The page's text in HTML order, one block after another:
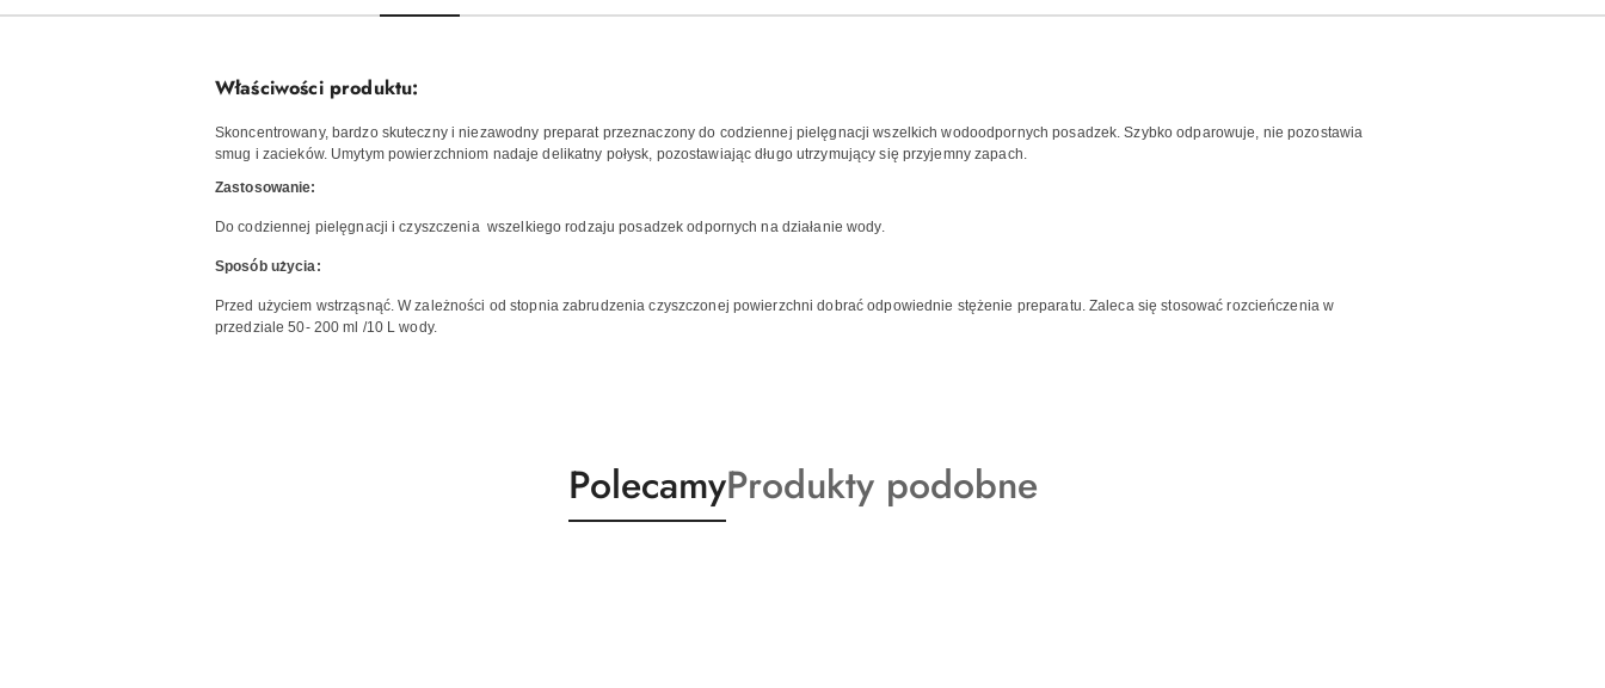
Właściwości produktu:
Skoncentrowany, bardzo skuteczny i niezawodny preparat przeznaczony do codziennej pielęgnacji wszelkich wodoodpornych posadzek. Szybko odparowuje, nie pozostawia
smug i zacieków. Umytym powierzchniom nadaje delikatny połysk, pozostawiając długo utrzymujący się przyjemny zapach.
Zastosowanie:
Do codziennej pielęgnacji i czyszczenia wszelkiego rodzaju posadzek odpornych na działanie wody.
Sposób użycia:
Przed użyciem wstrząsnąć. W zależności od stopnia zabrudzenia czyszczonej powierzchni dobrać odpowiednie stężenie preparatu. Zaleca się stosować rozcieńczenia w
przedziale 50- 200 ml /10 L wody.
Produkty
o
PolecamyProdukty
o
Produkty podobne